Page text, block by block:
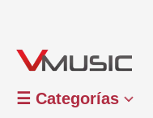
☰ Categorías